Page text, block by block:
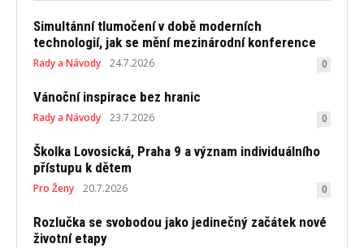
Simultánní tlumočení v době moderních
technologií, jak se mění mezinárodní konference
Rady a Návody 24.7.2026 0
Vánoční inspirace bez hranic
Rady a Návody 23.7.2026 0
Školka Lovosická, Praha 9 a význam individuálního
přístupu k dětem
Pro Ženy 20.7.2026 0
Rozlučka se svobodou jako jedinečný začátek nové
životní etapy